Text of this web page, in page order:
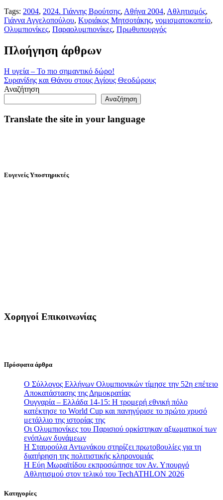
Tags: 2004, 2024. Γιάννης Βρούτσης, Αθήνα 2004, Αθλητισμός,
Γιάννα Αγγελοπούλου, Κυριάκος Μητσοτάκης, νομισματοκοπείο,
Ολυμπιονίκες, Παραολυμπιονίκες, Πρωθυπουργός
Πλοήγηση άρθρων
Η υγεία – Το πιο σημαντικό δώρο!
Συρανίδης και Θάνου στους Αγίους Θεοδώρους
Αναζήτηση
Αναζήτηση
Translate the site in your language
Ευγενείς Υποστηρικτές
Χορηγοί Επικοινωνίας
Πρόσφατα άρθρα
Ο Σύλλογος Ελλήνων Ολυμπιονικών τίμησε την 52η επέτειο
Αποκατάστασης της Δημοκρατίας
Ουγγαρία – Ελλάδα 14-15: Η τρομερή εθνική πόλο
κατέκτησε το World Cup και πανηγύρισε το πρώτο χρυσό
μετάλλιο της ιστορίας της
Οι Ολυμπιονίκες του Παρισιού ορκίστηκαν αξιωματικοί των
ενόπλων δυνάμεων
Η Σταυρούλα Αντωνάκου στηρίζει πρωτοβουλίες για τη
διατήρηση της πολιτιστικής κληρονομιάς
Η Εύη Μωραϊτίδου εκπροσώπησε τον Αν. Υπουργό
Αθλητισμού στον τελικό του TechATHLON 2026
Κατηγορίες